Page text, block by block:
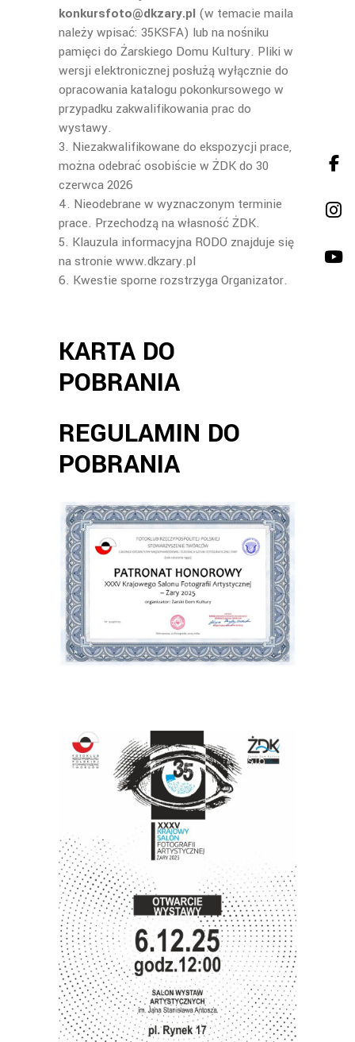
konkursfoto@dkzary.pl (w temacie maila
należy wpisać: 35KSFA) lub na nośniku
pamięci do Żarskiego Domu Kultury. Pliki w
wersji elektronicznej posłużą wyłącznie do
opracowania katalogu pokonkursowego w
przypadku zakwalifikowania prac do
wystawy.
3. Niezakwalifikowane do ekspozycji prace,
można odebrać osobiście w ŻDK do 30
czerwca 2026
4. Nieodebrane w wyznaczonym terminie
prace. Przechodzą na własność ŻDK.
5. Klauzula informacyjna RODO znajduje się
na stronie www.dkzary.pl
6. Kwestie sporne rozstrzyga Organizator.
KARTA DO
POBRANIA
REGULAMIN DO
POBRANIA